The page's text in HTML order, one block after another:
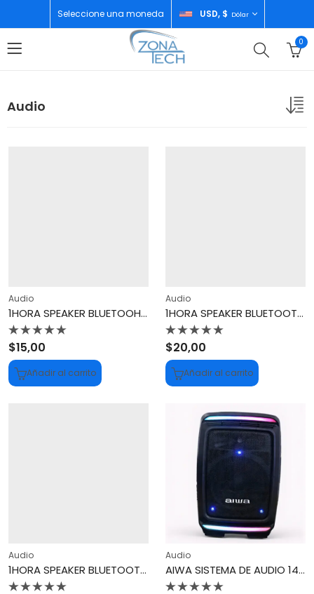
Seleccione una moneda USD, $ Dólar
0
Audio
Audio
1HORA SPEAKER BLUETOOH BOC244
Valorado
con
0
de
5
$15,00
Añadir al carrito
Audio
1HORA SPEAKER BLUETOOTH BLACK BOC242
Valorado
con
0
de
5
$20,00
Añadir al carrito
Audio
1HORA SPEAKER BLUETOOTH BLACK BOC243
Audio
AIWA SISTEMA DE AUDIO 14″ AWSP14TK